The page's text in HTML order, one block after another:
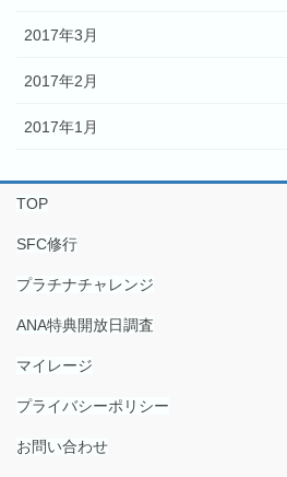
2017年3月
2017年2月
2017年1月
TOP
SFC修行
プラチナチャレンジ
ANA特典開放日調査
マイレージ
プライバシーポリシー
お問い合わせ